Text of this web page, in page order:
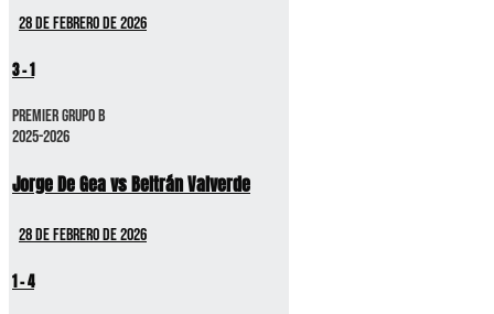
28 de febrero de 2026
3-1
Premier GRUPO B
2025-2026
Jorge De Gea vs Beltrán Valverde
28 de febrero de 2026
1-4